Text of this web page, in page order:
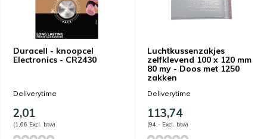
Duracell - knoopcel
Electronics - CR2430
Deliverytime
2,01
(1,66 Excl. btw)
Luchtkussenzakjes
zelfklevend 100 x 120 mm
80 my - Doos met 1250
zakken
Deliverytime
113,74
(94,- Excl. btw)